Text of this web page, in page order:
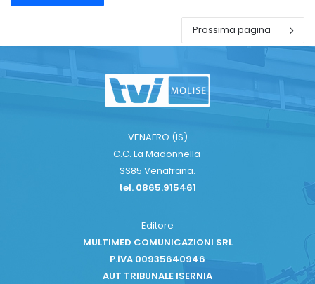
Prossima pagina
VENAFRO (IS)
C.C. La Madonnella
SS85 Venafrana.
tel. 0865.915461
Editore
MULTIMED COMUNICAZIONI SRL
P.iVA 00935640946
AUT TRIBUNALE ISERNIA